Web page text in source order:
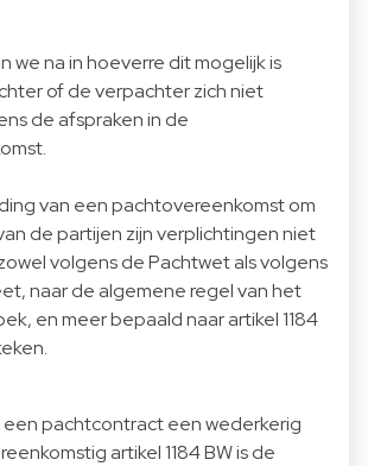
we na in hoeverre dit mogelijk is
of de verpachter zich niet
de afspraken in de
van een pachtovereenkomst om
de partijen zijn verplichtingen niet
volgens de Pachtwet als volgens
naar de algemene regel van het
en meer bepaald naar artikel 1184
pachtcontract een wederkerig
artikel 1184 BW is de